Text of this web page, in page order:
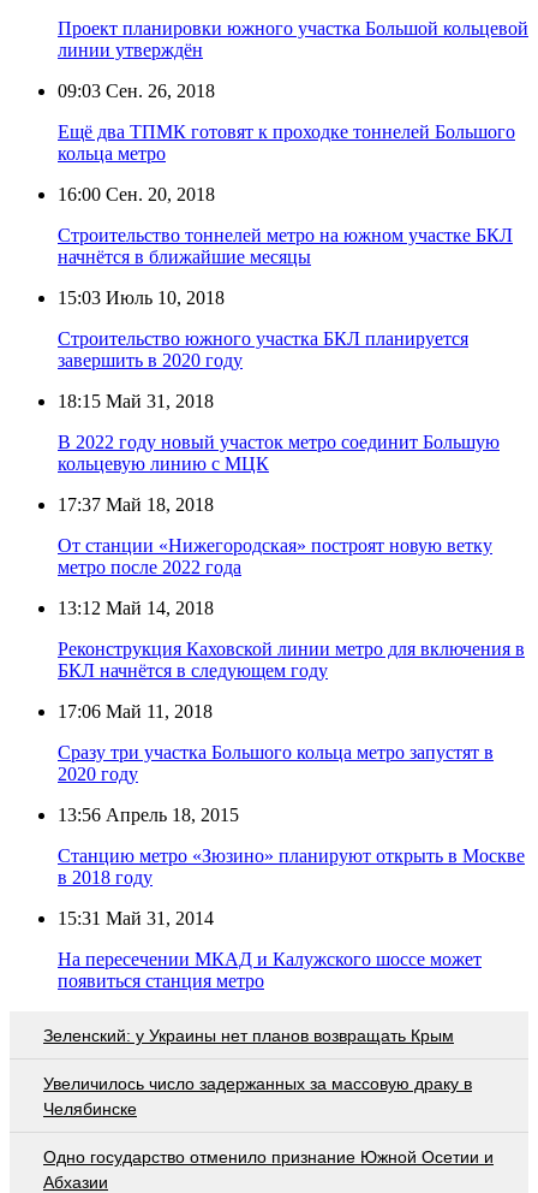
Проект планировки южного участка Большой кольцевой
линии утверждён
09:03 Сен. 26, 2018
Ещё два ТПМК готовят к проходке тоннелей Большого
кольца метро
16:00 Сен. 20, 2018
Строительство тоннелей метро на южном участке БКЛ
начнётся в ближайшие месяцы
15:03 Июль 10, 2018
Строительство южного участка БКЛ планируется
завершить в 2020 году
18:15 Май 31, 2018
В 2022 году новый участок метро соединит Большую
кольцевую линию с МЦК
17:37 Май 18, 2018
От станции «Нижегородская» построят новую ветку
метро после 2022 года
13:12 Май 14, 2018
Реконструкция Каховской линии метро для включения в
БКЛ начнётся в следующем году
17:06 Май 11, 2018
Сразу три участка Большого кольца метро запустят в
2020 году
13:56 Апрель 18, 2015
Станцию метро «Зюзино» планируют открыть в Москве
в 2018 году
15:31 Май 31, 2014
На пересечении МКАД и Калужского шоссе может
появиться станция метро
Зеленский: у Украины нет планов возвращать Крым
Увеличилось число задержанных за массовую драку в
Челябинске
Одно государство отменило признание Южной Осетии и
Абхазии